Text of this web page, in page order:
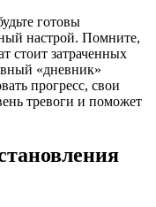
готовы
настрой. Помните,
стоит затраченных
«дневник»
прогресс, свои
тревоги и поможет